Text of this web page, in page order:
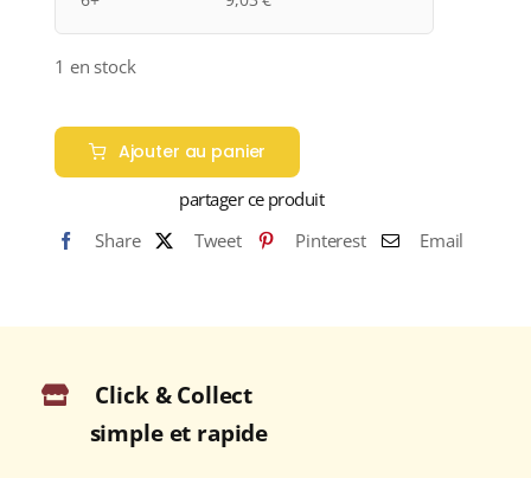
1 en stock
de
Maison
Chapoutier
DUCHÉ
Blanc
Bouteille
Ajouter au panier
partager ce produit
Share
Tweet Pinterest Email
Click & Collect
simple et rapide